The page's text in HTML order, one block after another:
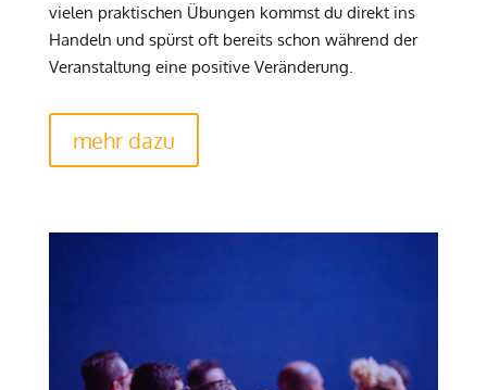
vielen praktischen Übungen kommst du direkt ins
Handeln und spürst oft bereits schon während der
Veranstaltung eine positive Veränderung.
mehr dazu